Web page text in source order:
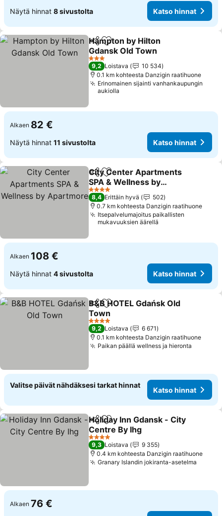
Näytä hinnat 8 sivustolta Katso hinnat
Jaa Lisää suosikkeihin
Hampton by Hilton
Gdansk Old Town
3 Tähtiluokitus
9,2 Loistava
10 534
0.1 km kohteesta Danzigin raatihuone
Erinomainen sijainti vanhankaupungin
aukiolla
Alkaen 82 €
Näytä hinnat 11 sivustolta Katso hinnat
Jaa Lisää suosikkeihin
City Center Apartments
SPA & Wellness by
Apartmore
4 Tähtiluokitus
8,4 Erittäin hyvä
502
0.7 km kohteesta Danzigin raatihuone
Itsepalvelumajoitus paikallisten
mukavuuksien äärellä
Alkaen 108 €
Näytä hinnat 4 sivustolta Katso hinnat
Jaa Lisää suosikkeihin
B&B HOTEL Gdańsk Old
Town
4 Tähtiluokitus
9,2 Loistava
6 671
0.1 km kohteesta Danzigin raatihuone
Paikan päällä wellness ja hieronta
Valitse päivät nähdäksesi tarkat hinnat
Katso hinnat
Jaa Lisää suosikkeihin
Holiday Inn Gdansk - City
Centre By Ihg
4 Tähtiluokitus
9,3 Loistava
9 355
0.4 km kohteesta Danzigin raatihuone
Granary Islandin jokiranta-asetelma
Alkaen 76 €